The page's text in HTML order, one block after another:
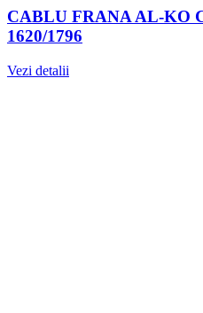
CABLU FRANA AL-KO
1620/1796
Vezi detalii